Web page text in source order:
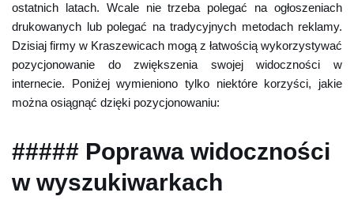
ostatnich latach. Wcale nie trzeba polegać na ogłoszeniach
drukowanych lub polegać na tradycyjnych metodach reklamy.
Dzisiaj firmy w Kraszewicach mogą z łatwością wykorzystywać
pozycjonowanie do zwiększenia swojej widoczności w
internecie. Poniżej wymieniono tylko niektóre korzyści, jakie
można osiągnąć dzięki pozycjonowaniu:
##### Poprawa widoczności
w wyszukiwarkach